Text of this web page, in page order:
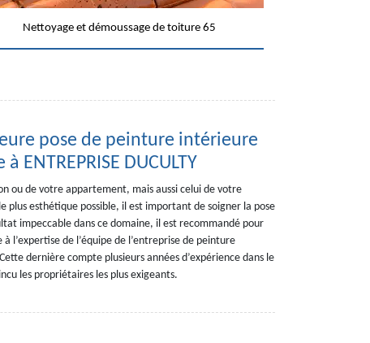
Nettoyage et démoussage de toiture 65
pose de peinture intérieure
ENTREPRISE DUCULTY
ou de votre appartement, mais aussi celui de votre
plus esthétique possible, il est important de soigner la pose
impeccable dans ce domaine, il est recommandé pour
l’expertise de l’équipe de l’entreprise de peinture
Cette dernière compte plusieurs années d’expérience dans le
les propriétaires les plus exigeants.